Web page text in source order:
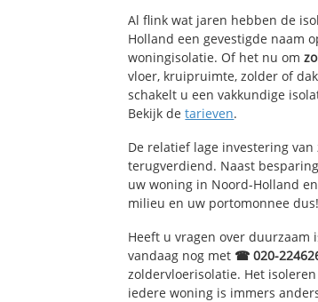
Al flink wat jaren hebben de
Holland een gevestigde naam
woningisolatie. Of het nu om
vloer, kruipruimte, zolder of
schakelt u een vakkundige
Bekijk detarieven.
De relatief lage investering
terugverdiend. Naast
uw woning in Noord-Holland
milieu en uw portomonnee dus!
Heeft u vragen over duurzaam
vandaag nog met ☎ 020-
zoldervloerisolatie. Het
iedere woning is immers